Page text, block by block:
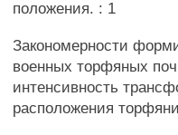
положения. : 1
Закономерности
военных торфяных
интенсивность
расположения